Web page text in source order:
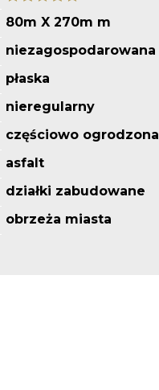
80m X 270m m
niezagospodarowana
płaska
nieregularny
częściowo ogrodzona
asfalt
działki zabudowane
obrzeża miasta